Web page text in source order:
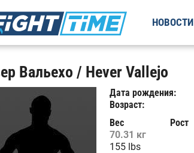
НОВОСТИ
Вальехо / Hever Vallejo
Дата рождения:
Возраст:
Вес
70.31 кг
155 lbs
Рост